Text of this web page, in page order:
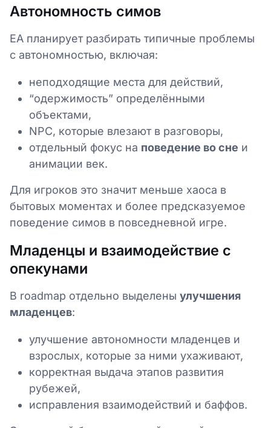
Автономность симов
EA планирует разбирать типичные проблемы
с автономностью, включая:
неподходящие места для действий,
“одержимость” определёнными
объектами,
NPC, которые влезают в разговоры,
отдельный фокус на поведение во сне и
анимации век.
Для игроков это значит меньше хаоса в
бытовых моментах и более предсказуемое
поведение симов в повседневной игре.
Младенцы и взаимодействие с
опекунами
В roadmap отдельно выделены улучшения
младенцев:
улучшение автономности младенцев и
взрослых, которые за ними ухаживают,
корректная выдача этапов развития
рубежей,
исправления взаимодействий и баффов.